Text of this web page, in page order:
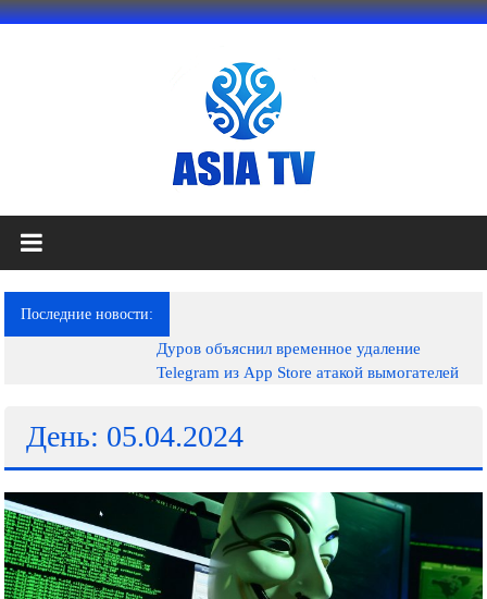
Перейти
АЗИЯ
ТВ
это
телеканал
фильмы,
музыкальные
рекламные
ролики
и
презентации.
Последние новости:
Дуров объяснил временное удаление
Telegram из App Store атакой вымогателей
День: 05.04.2024